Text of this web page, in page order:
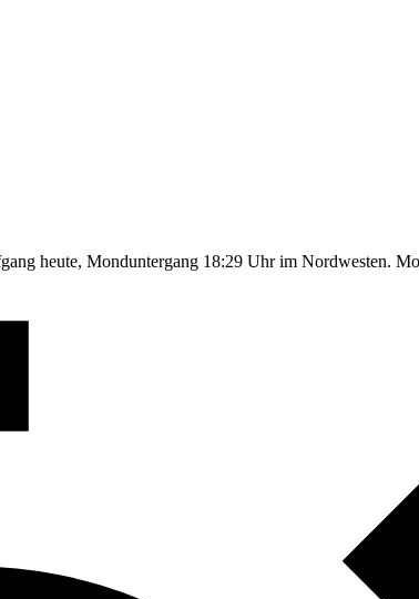
heute, Monduntergang 18:29 Uhr im Nordwesten.